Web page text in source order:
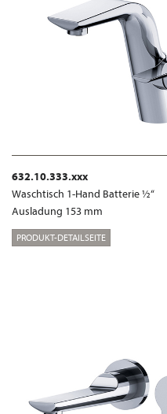
632.10.333.xxx
Waschtisch 1-Hand Batterie ½“
Ausladung 153 mm
PRODUKT-DETAILSEITE